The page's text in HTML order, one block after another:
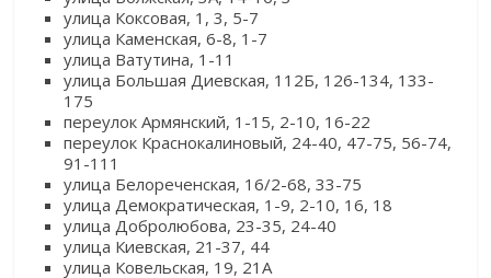
улица Коксовая, 1, 3, 5-7
улица Каменская, 6-8, 1-7
улица Ватутина, 1-11
улица Большая Диевская, 112Б, 126-134, 133-
175
переулок Армянский, 1-15, 2-10, 16-22
переулок Краснокалиновый, 24-40, 47-75, 56-74,
91-111
улица Белореченская, 16/2-68, 33-75
улица Демократическая, 1-9, 2-10, 16, 18
улица Добролюбова, 23-35, 24-40
улица Киевская, 21-37, 44
улица Ковельская, 19, 21А